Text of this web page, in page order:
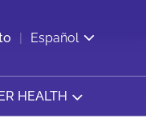
Español
HEALTH